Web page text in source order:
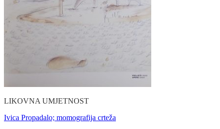
LIKOVNA UMJETNOST
Ivica Propadalo; momografija crteža